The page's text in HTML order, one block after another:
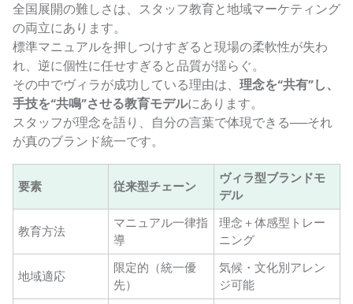
全国展開の難しさは、スタッフ教育と地域マーケティング
の両立にあります。
標準マニュアルを押しつけすぎると現場の柔軟性が失わ
れ、逆に個性に任せすぎると品質が揺らぐ。
その中でヴィラが成功している理由は、 理念を“共有”し、
手技を“共鳴”させる教育モデルにあります。
スタッフが理念を語り、自分の言葉で体現できる──それ
が真のブランド統一です。
要素 従来型チェーン
ヴィラ型ブランドモ
デル
教育方法
マニュアル一律指
導
理念＋体感型トレー
ニング
地域適応
限定的（統一優
先）
気候・文化別アレン
ジ可能